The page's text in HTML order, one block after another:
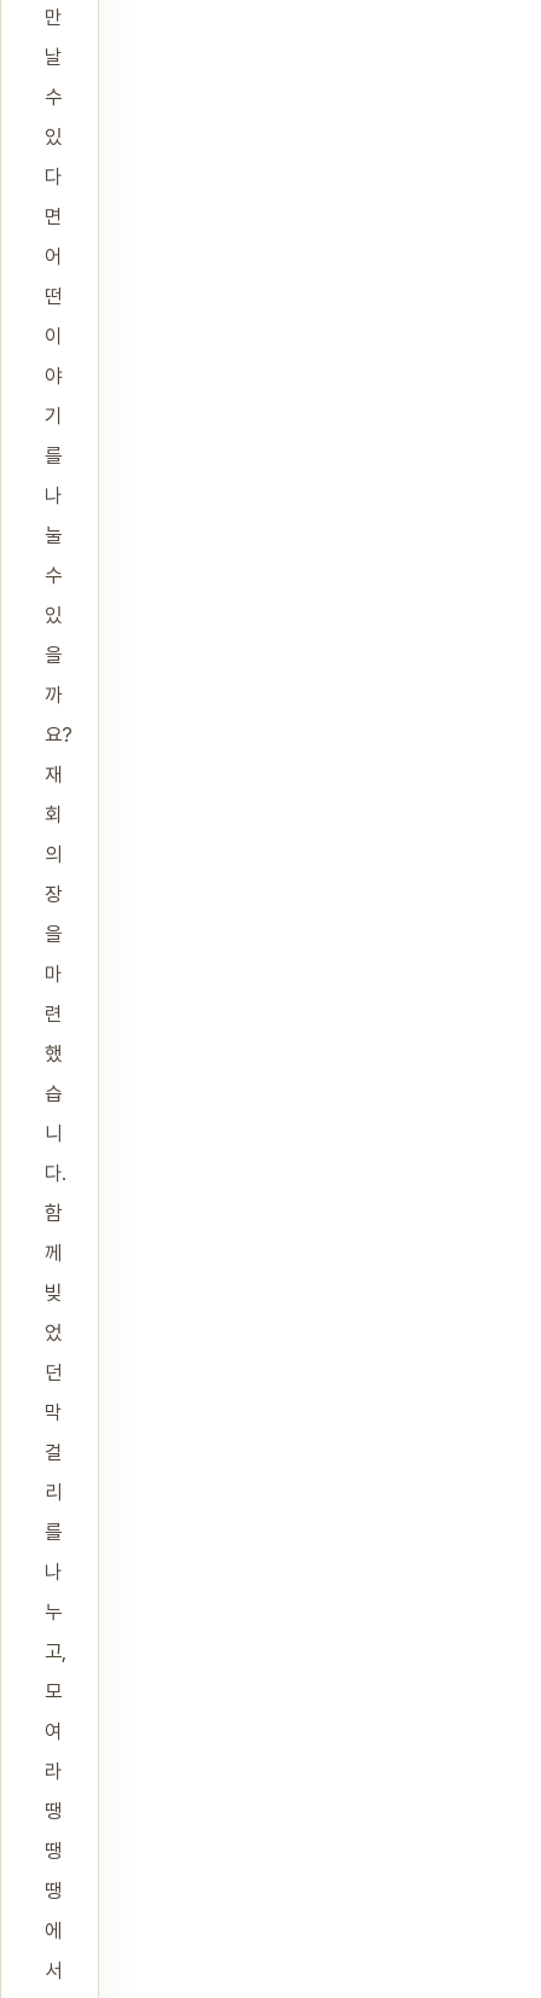
만
날
수
있
다
면
어
떤
이
야
기
를
나
눌
수
있
을
까
요?
재
회
의
장
을
마
련
했
습
니
다.
함
께
빚
었
던
막
걸
리
를
나
누
고,
모
여
라
땡
땡
땡
에
서